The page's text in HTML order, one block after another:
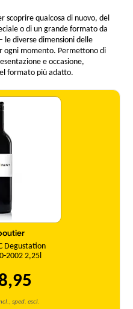
scoprire qualcosa di nuovo, del
o di un grande formato da
le diverse dimensioni delle
ogni momento. Permettono di
e occasione,
formato più adatto.
Degustation
2002 2,25l
sped. escl.